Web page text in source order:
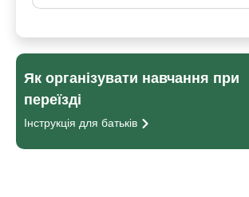
Як організувати навчання при
переїзді
Інструкція для батьків